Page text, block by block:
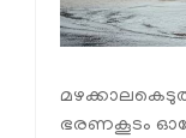
ഭരണകൂടം